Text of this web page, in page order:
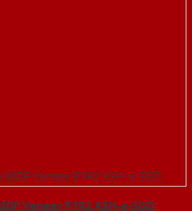
Veneer P1R2 ASH-a-SGD